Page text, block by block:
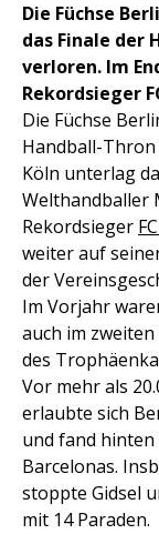
Die Füchse
das Finale der
verloren. Im
Rekordsieger
Die Füchse
Handball-Thron
Köln unterlag
Welthandballer
Rekordsieger
weiter auf
der
Im Vorjahr
auch im
des
Vor mehr als
erlaubte sich
und fand
Barcelonas.
stoppte Gidsel
mit 14 Paraden.